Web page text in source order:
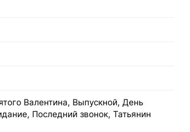
Валентина, Выпускной, День
Последний звонок, Татьянин